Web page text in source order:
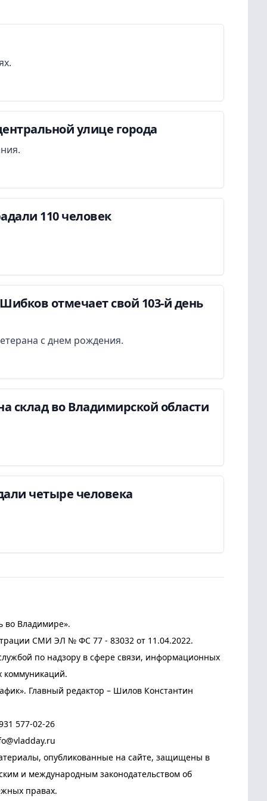
улице города
110 человек
отмечает свой 103-й день
с днем рождения.
склад во Владимирской области
четыре человека
во Владимире».
СМИ ЭЛ № ФС 77 - 83032 от 11.04.2022.
по надзору в сфере связи, информационных
коммуникаций.
Главный редактор – Шилов Константин
577-02-26
опубликованные на сайте, защищены в
и международным законодательством об
правах.